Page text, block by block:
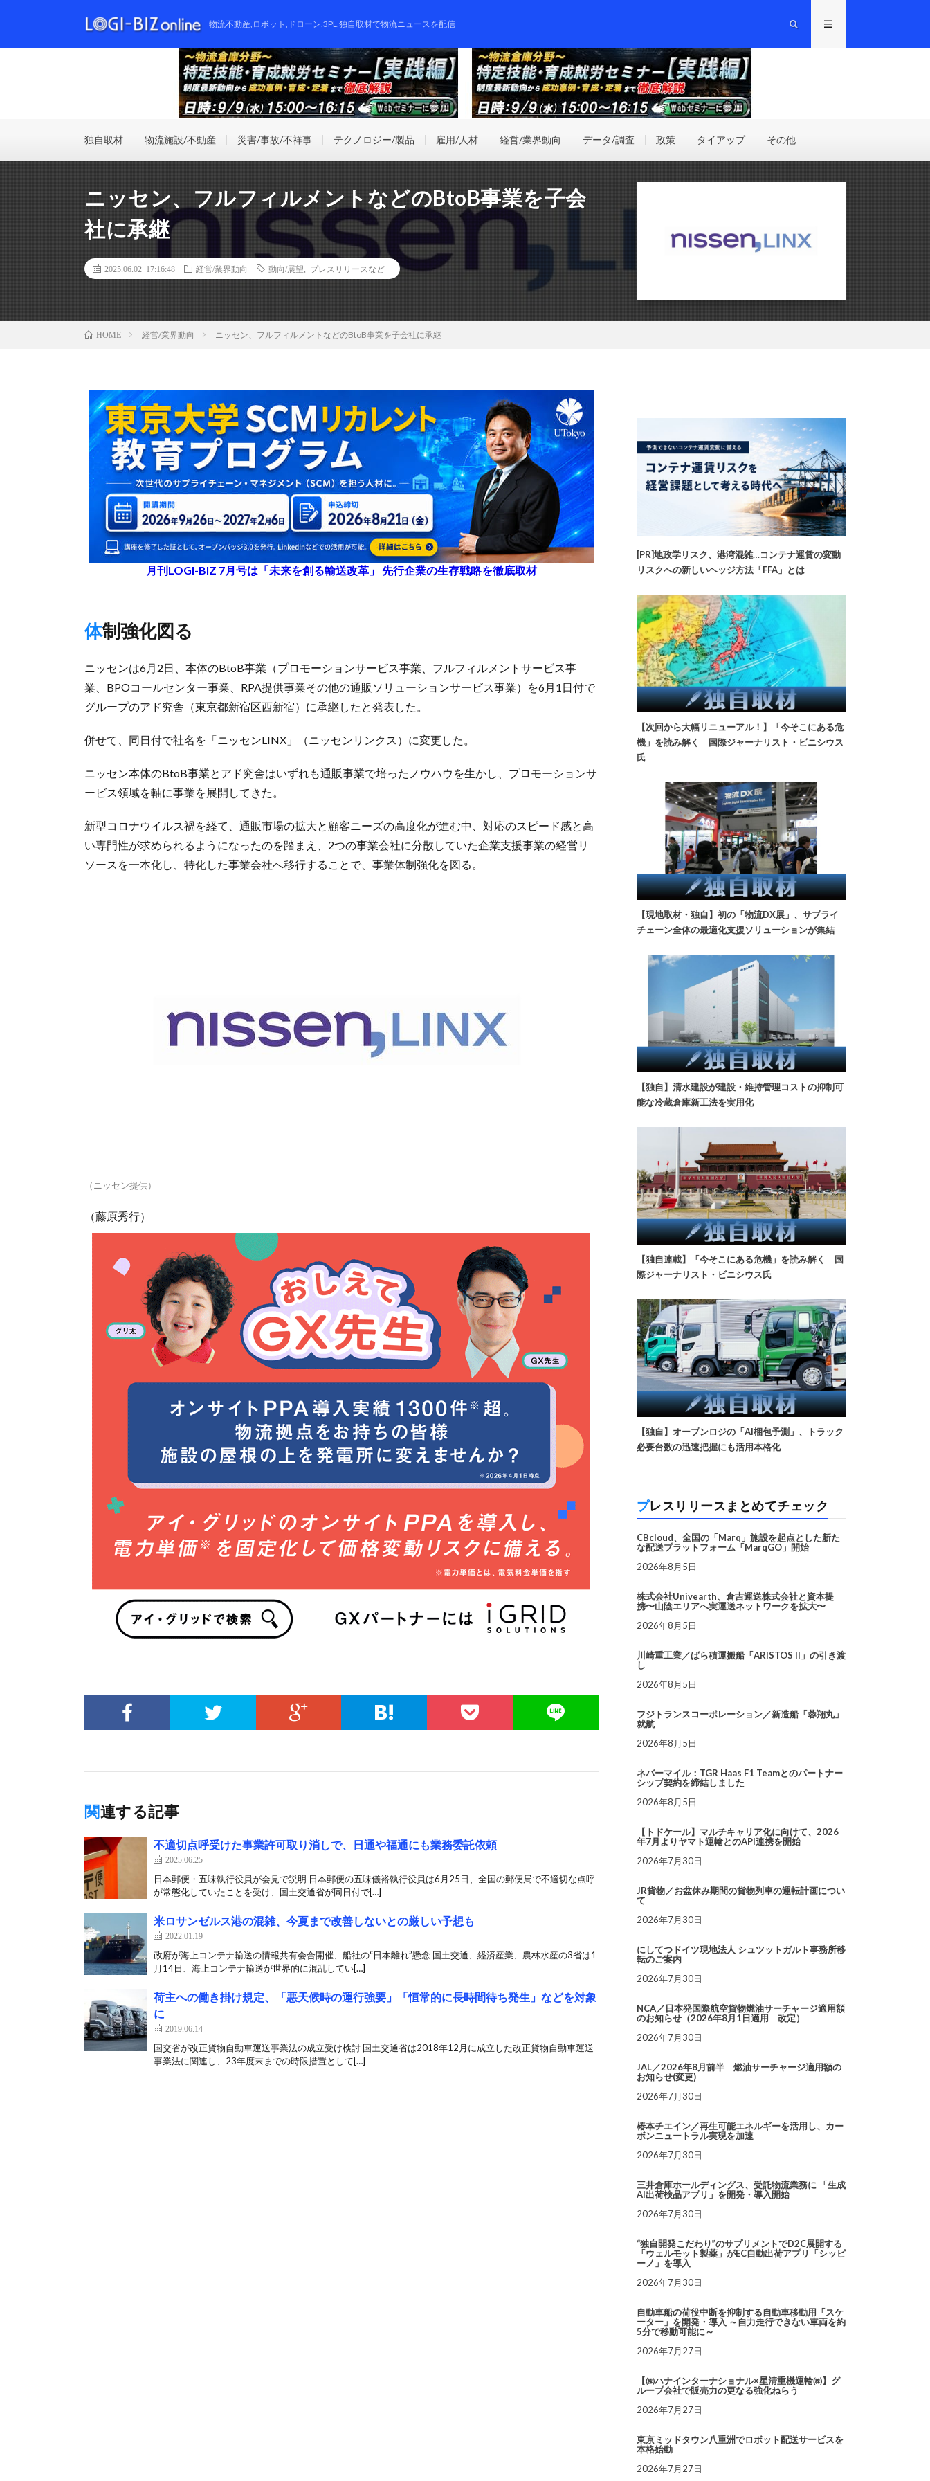
物流不動産,ロボット,ドローン,3PL,独自取材で物流ニュースを配信
独自取材 物流施設/不動産 災害/事故/不祥事 テクノロジー/製品 雇用/人材 経営/業界動向 データ/調査 政策 タイアップ その他
ニッセン、フルフィルメントなどのBtoB事業を子会
社に承継
2025.06.02 17:16:48 経営/業界動向 動向/展望 プレスリリースなど
HOME 経営/業界動向 ニッセン、フルフィルメントなどのBtoB事業を子会社に承継
月刊LOGI-BIZ 7月号は「未来を創る輸送改革」 先行企業の生存戦略を徹底取材
体制強化図る
ニッセンは6月2日、本体のBtoB事業（プロモーションサービス事業、フルフィルメントサービス事
業、BPOコールセンター事業、RPA提供事業その他の通販ソリューションサービス事業）を6月1日付で
グループのアド究舎（東京都新宿区西新宿）に承継したと発表した。
併せて、同日付で社名を「ニッセンLINX」（ニッセンリンクス）に変更した。
ニッセン本体のBtoB事業とアド究舎はいずれも通販事業で培ったノウハウを生かし、プロモーションサ
ービス領域を軸に事業を展開してきた。
新型コロナウイルス禍を経て、通販市場の拡大と顧客ニーズの高度化が進む中、対応のスピード感と高
い専門性が求められるようになったのを踏まえ、2つの事業会社に分散していた企業支援事業の経営リ
ソースを一本化し、特化した事業会社へ移行することで、事業体制強化を図る。
（ニッセン提供）
（藤原秀行）
関連する記事
不適切点呼受けた事業許可取り消しで、日通や福通にも業務委託依頼
2025.06.25
日本郵便・五味執行役員が会見で説明 日本郵便の五味儀裕執行役員は6月25日、全国の郵便局で不適切な点呼
が常態化していたことを受け、国土交通省が同日付で[…]
米ロサンゼルス港の混雑、今夏まで改善しないとの厳しい予想も
2022.01.19
政府が海上コンテナ輸送の情報共有会合開催、船社の“日本離れ”懸念 国土交通、経済産業、農林水産の3省は1
月14日、海上コンテナ輸送が世界的に混乱してい[…]
荷主への働き掛け規定、「悪天候時の運行強要」「恒常的に長時間待ち発生」などを対象
に
2019.06.14
国交省が改正貨物自動車運送事業法の成立受け検討 国土交通省は2018年12月に成立した改正貨物自動車運送
事業法に関連し、23年度末までの時限措置として[…]
[PR]地政学リスク、港湾混雑…コンテナ運賃の変動
リスクへの新しいヘッジ方法「FFA」とは
【次回から大幅リニューアル！】「今そこにある危
機」を読み解く 国際ジャーナリスト・ビニシウス
氏
【現地取材・独自】初の「物流DX展」、サプライ
チェーン全体の最適化支援ソリューションが集結
【独自】清水建設が建設・維持管理コストの抑制可
能な冷蔵倉庫新工法を実用化
【独自連載】「今そこにある危機」を読み解く 国
際ジャーナリスト・ビニシウス氏
【独自】オープンロジの「AI梱包予測」、トラック
必要台数の迅速把握にも活用本格化
プレスリリースまとめてチェック
CBcloud、全国の「Marq」施設を起点とした新た
な配送プラットフォーム「MarqGO」開始
2026年8月5日
株式会社Univearth、倉吉運送株式会社と資本提
携〜山陰エリアへ実運送ネットワークを拡大〜
2026年8月5日
川崎重工業／ばら積運搬船「ARISTOS II」の引き渡
し
2026年8月5日
フジトランスコーポレーション／新造船「蓉翔丸」
就航
2026年8月5日
ネバーマイル：TGR Haas F1 Teamとのパートナー
シップ契約を締結しました
2026年8月5日
【トドケール】マルチキャリア化に向けて、2026
年7月よりヤマト運輸とのAPI連携を開始
2026年7月30日
JR貨物／お盆休み期間の貨物列車の運転計画につい
て
2026年7月30日
にしてつドイツ現地法人 シュツットガルト事務所移
転のご案内
2026年7月30日
NCA／日本発国際航空貨物燃油サーチャージ適用額
のお知らせ（2026年8月1日適用 改定）
2026年7月30日
JAL／2026年8月前半 燃油サーチャージ適用額の
お知らせ(変更)
2026年7月30日
椿本チエイン／再生可能エネルギーを活用し、カー
ボンニュートラル実現を加速
2026年7月30日
三井倉庫ホールディングス、受託物流業務に 「生成
AI出荷検品アプリ」を開発・導入開始
2026年7月30日
“独自開発こだわり”のサプリメントでD2C展開する
「ウェルモット製薬」がEC自動出荷アプリ「シッピ
ーノ」を導入
2026年7月30日
自動車船の荷役中断を抑制する自動車移動用「スケ
ーター」を開発・導入 ～自力走行できない車両を約
5分で移動可能に～
2026年7月27日
【㈱ハナインターナショナル×星清重機運輸㈱】グ
ループ会社で販売力の更なる強化ねらう
2026年7月27日
東京ミッドタウン八重洲でロボット配送サービスを
本格始動
2026年7月27日